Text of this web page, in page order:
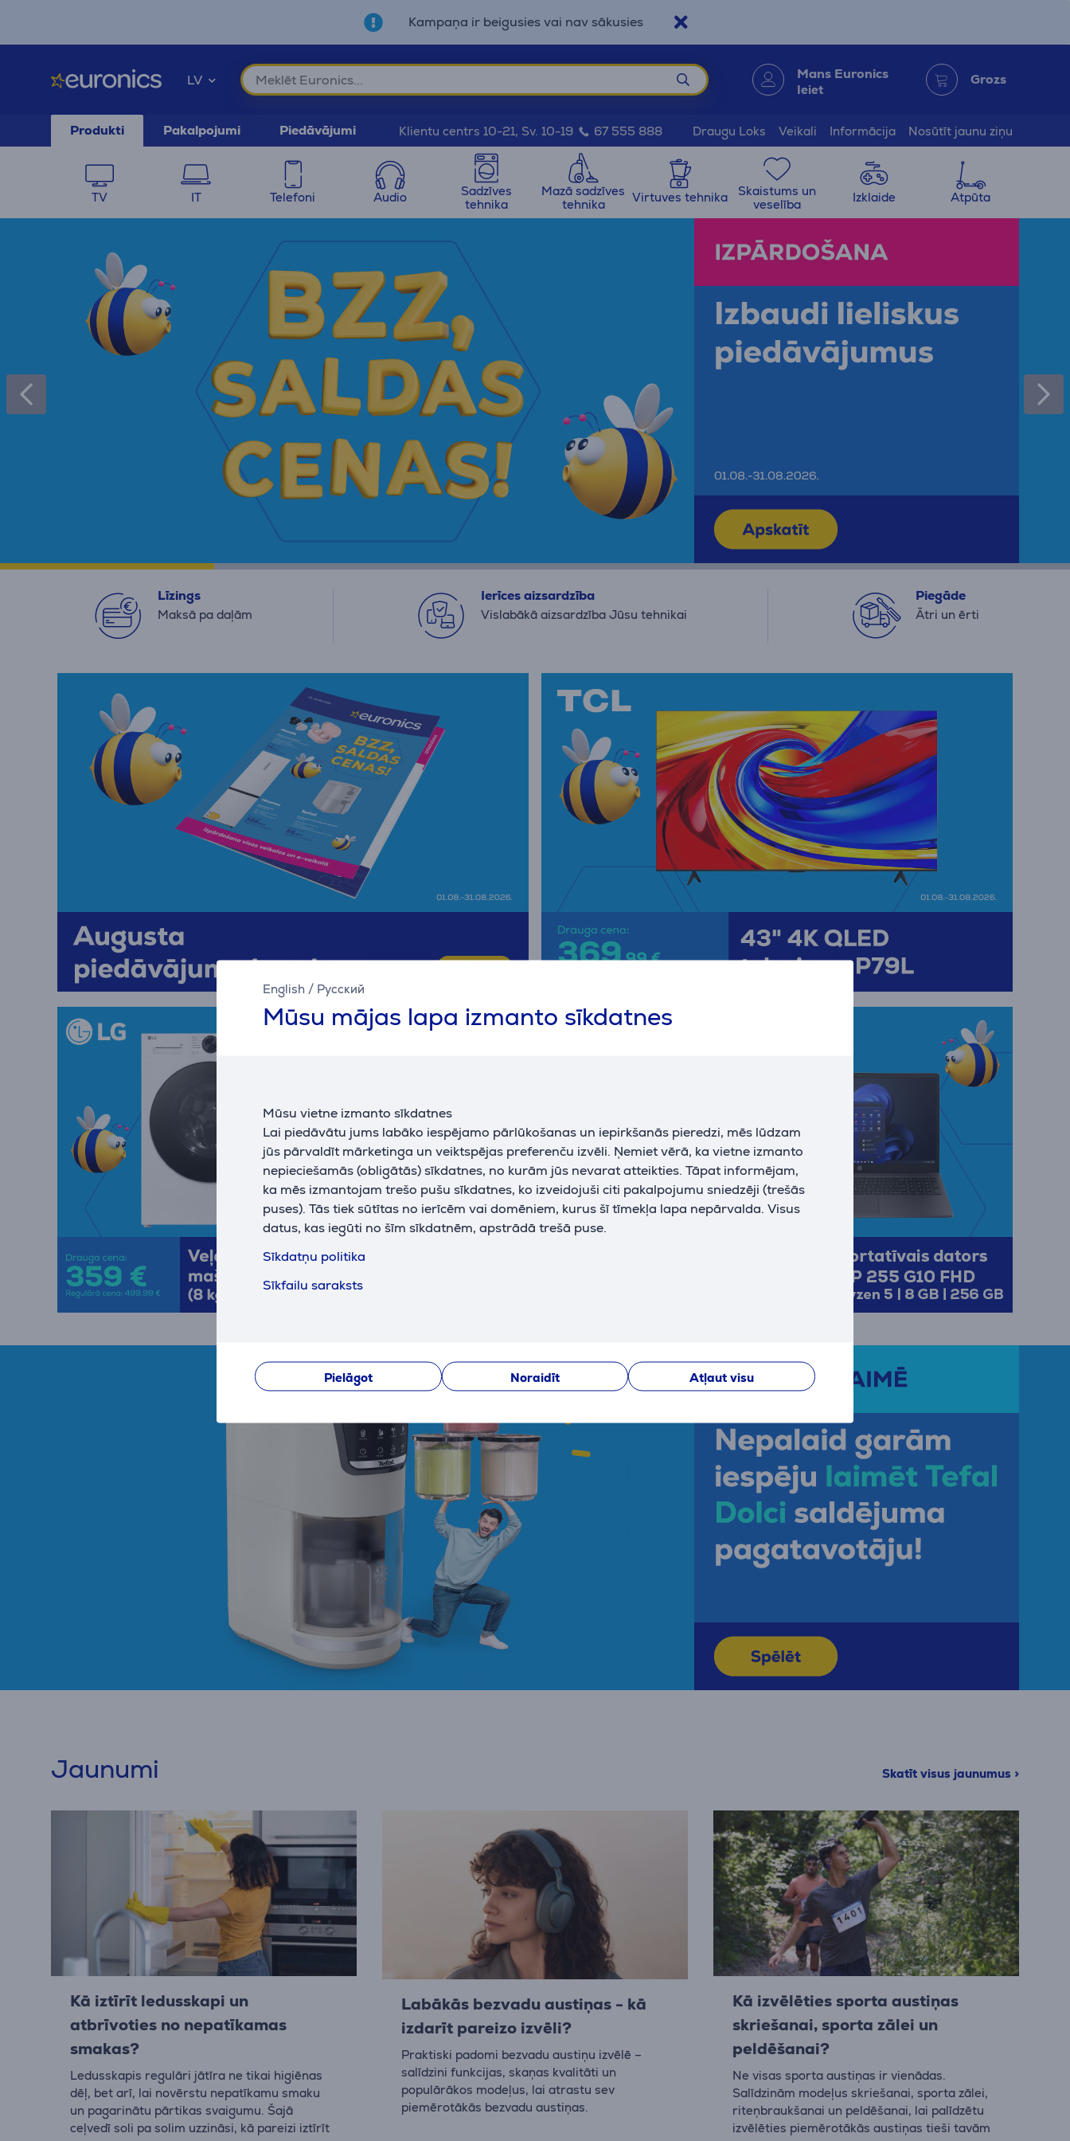
English / Русский
Mūsu mājas lapa izmanto sīkdatnes
Mūsu vietne izmanto sīkdatnes
Lai piedāvātu jums labāko iespējamo pārlūkošanas un iepirkšanās pieredzi, mēs lūdzam
jūs pārvaldīt mārketinga un veiktspējas preferenču izvēli. Ņemiet vērā, ka vietne izmanto
nepieciešamās (obligātās) sīkdatnes, no kurām jūs nevarat atteikties. Tāpat informējam,
ka mēs izmantojam trešo pušu sīkdatnes, ko izveidojuši citi pakalpojumu sniedzēji (trešās
puses). Tās tiek sūtītas no ierīcēm vai domēniem, kurus šī tīmekļa lapa nepārvalda. Visus
datus, kas iegūti no šīm sīkdatnēm, apstrādā trešā puse.
Sīkdatņu politika
Sīkfailu saraksts
Pielāgot Noraidīt Atļaut visu
Kampaņa ir beigusies vai nav sākusies
LV Mans Euronics
Ieiet
Grozs
Produkti Pakalpojumi Piedāvājumi Klientu centrs 10-21, Sv. 10-19 67 555 888 Draugu Loks Veikali Informācija Nosūtīt jaunu ziņu
TV IT Telefoni Audio
Sadzīves
tehnika
Mazā sadzīves
tehnika
Virtuves tehnika
Skaistums un
veselība
Izklaide Atpūta
Līzings
Maksā pa daļām
Ierīces aizsardzība
Vislabākā aizsardzība Jūsu tehnikai
Piegāde
Ātri un ērti
Jaunumi Skatīt visus jaunumus >
Kā iztīrīt ledusskapi un
atbrīvoties no nepatīkamas
smakas?
Ledusskapis regulāri jātīra ne tikai higiēnas
dēļ, bet arī, lai novērstu nepatīkamu smaku
un pagarinātu pārtikas svaigumu. Šajā
ceļvedī soli pa solim uzzināsi, kā pareizi iztīrīt
Labākās bezvadu austiņas - kā
izdarīt pareizo izvēli?
Praktiski padomi bezvadu austiņu izvēlē –
salīdzini funkcijas, skaņas kvalitāti un
populārākos modeļus, lai atrastu sev
piemērotākās bezvadu austiņas.
Kā izvēlēties sporta austiņas
skriešanai, sporta zālei un
peldēšanai?
Ne visas sporta austiņas ir vienādas.
Salīdzinām modeļus skriešanai, sporta zālei,
riteņbraukšanai un peldēšanai, lai palīdzētu
izvēlēties piemērotākās austiņas tieši tavām